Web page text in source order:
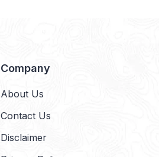
Company
About Us
Contact Us
Disclaimer